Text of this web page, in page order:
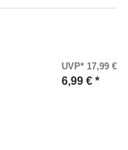
UVP* 17,99 €
6,99 € *